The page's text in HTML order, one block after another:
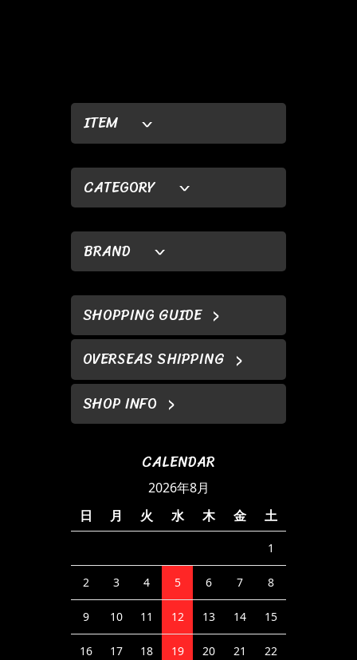
ITEM
CATEGORY
BRAND
SHOPPING GUIDE
OVERSEAS SHIPPING
SHOP INFO
CALENDAR
2026年8月
日
月 火 水 木 金 土
1
2 3 4 5 6 7 8
9 10 11 12 13 14 15
16 17 18 19 20 21 22